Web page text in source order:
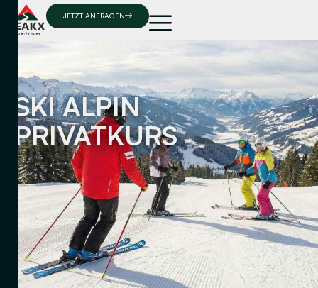
JETZT ANFRAGEN
SKI ALPIN
PRIVATKURS